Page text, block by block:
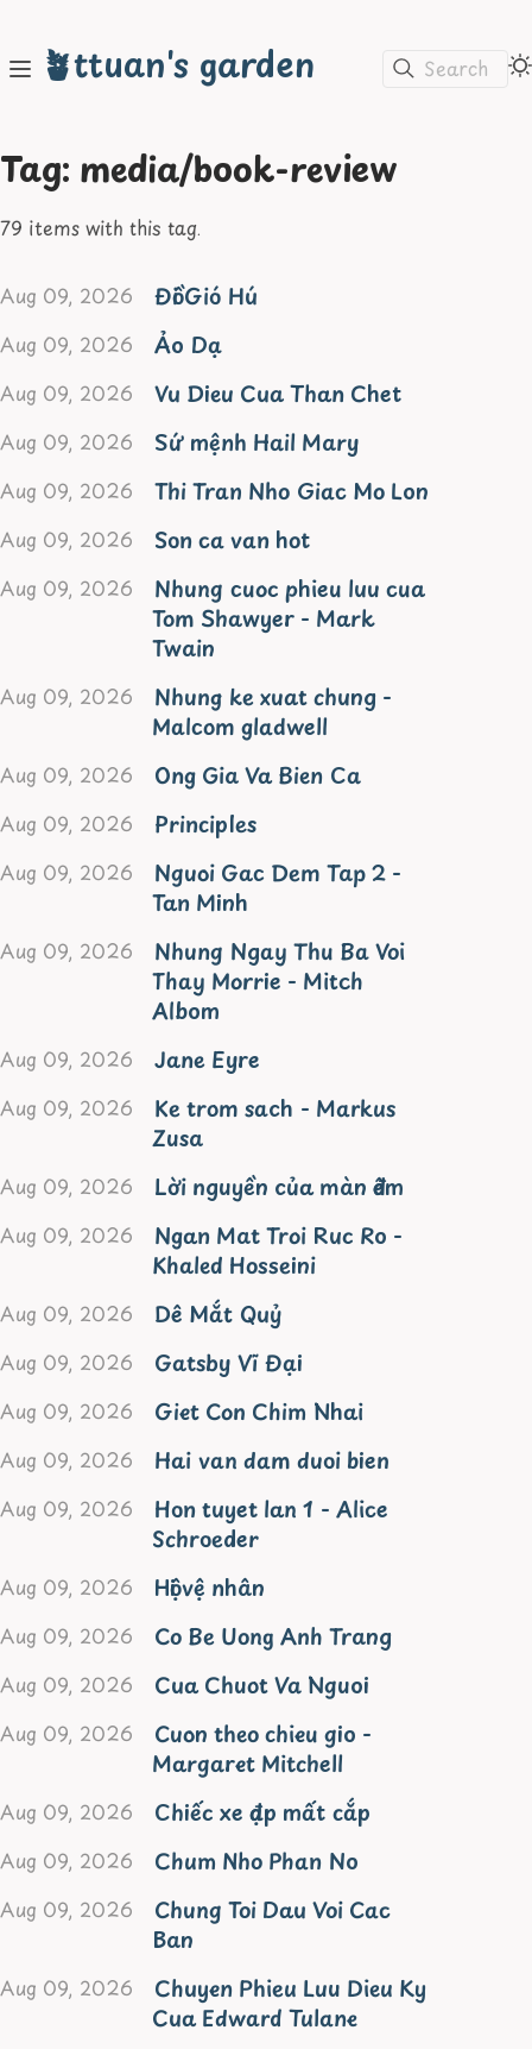
🪴ttuan's garden Search
Tag: media/book-review
79 items with this tag.
Aug 09, 2026 Đồi Gió Hú
Aug 09, 2026 Ảo Dạ
Aug 09, 2026 Vu Dieu Cua Than Chet
Aug 09, 2026 Sứ mệnh Hail Mary
Aug 09, 2026 Thi Tran Nho Giac Mo Lon
Aug 09, 2026 Son ca van hot
Aug 09, 2026
Nhung cuoc phieu luu cua
Tom Shawyer - Mark
Twain
Aug 09, 2026
Nhung ke xuat chung -
Malcom gladwell
Aug 09, 2026 Ong Gia Va Bien Ca
Aug 09, 2026 Principles
Aug 09, 2026
Nguoi Gac Dem Tap 2 -
Tan Minh
Aug 09, 2026
Nhung Ngay Thu Ba Voi
Thay Morrie - Mitch
Albom
Aug 09, 2026 Jane Eyre
Aug 09, 2026
Ke trom sach - Markus
Zusa
Aug 09, 2026 Lời nguyền của màn đêm
Aug 09, 2026
Ngan Mat Troi Ruc Ro -
Khaled Hosseini
Aug 09, 2026 Dê Mắt Quỷ
Aug 09, 2026 Gatsby Vĩ Đại
Aug 09, 2026 Giet Con Chim Nhai
Aug 09, 2026 Hai van dam duoi bien
Aug 09, 2026
Hon tuyet lan 1 - Alice
Schroeder
Aug 09, 2026 Hội vệ nhân
Aug 09, 2026 Co Be Uong Anh Trang
Aug 09, 2026 Cua Chuot Va Nguoi
Aug 09, 2026
Cuon theo chieu gio -
Margaret Mitchell
Aug 09, 2026 Chiếc xe đạp mất cắp
Aug 09, 2026 Chum Nho Phan No
Aug 09, 2026
Chung Toi Dau Voi Cac
Ban
Aug 09, 2026
Chuyen Phieu Luu Dieu Ky
Cua Edward Tulane